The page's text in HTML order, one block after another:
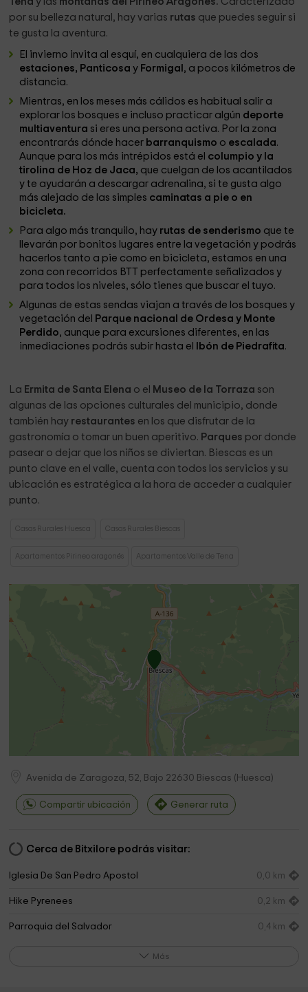
por su belleza natural, hay varias rutas que puedes seguir si
te gusta la aventura.
El invierno invita al esquí, en cualquiera de las dos
estaciones, Panticosay Formigal , a pocos kilómetros de
distancia.
Mientras, en los meses más cálidos es habitual salir a
explorar los bosques e incluso practicar algún deporte
multiaventura si eres una persona activa. Por la zona
encontrarás dónde hacer barranquismo o escalada.
Aunque para los más intrépidos está el columpio y la
tirolina de Hoz de Jaca, que cuelgan de los acantilados
y te ayudarán a descargar adrenalina, si te gusta algo
más alejado de las simples caminatas a pie o en
bicicleta.
Para algo más tranquilo, hay rutas de senderismo que te
llevarán por bonitos lugares entre la vegetación y podrás
hacerlos tanto a pie como en bicicleta, estamos en una
zona con recorridos BTT perfectamente señalizados y
para todos los niveles, sólo tienes que buscar el tuyo.
Algunas de estas sendas viajan a través de los bosques y
vegetación del
Parque nacional de Ordesa y Monte
Perdido, aunque para excursiones diferentes, en las
inmediaciones podrás subir hasta el
Ibón de Piedrafita.
La Ermita de Santa Elena o el Museo de la Torraza son
algunas de las opciones culturales del municipio, donde
también hay restaurantes en los que disfrutar de la
gastronomía o tomar un buen aperitivo. Parques por donde
pasear o dejar que los niños se diviertan. Biescas es un
punto clave en el valle, cuenta con todos los servicios y su
ubicación es estratégica a la hora de acceder a cualquier
punto.
Casas Rurales Huesca Casas Rurales Biescas
Apartamentos Pirineo aragonés Apartamentos Valle de Tena
Avenida de Zaragoza, 52, Bajo 22630 Biescas ( Huesca)
Compartir ubicación Generar ruta
Cerca de Bitxilore podrás visitar:
Iglesia De San Pedro Apostol 0,0 km
Hike Pyrenees 0,2 km
Parroquia del Salvador 0,4 km
Más